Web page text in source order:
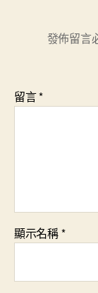
發佈留言
留言*
顯示名稱*